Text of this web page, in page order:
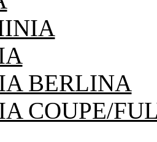
BERLINA
COUPE/